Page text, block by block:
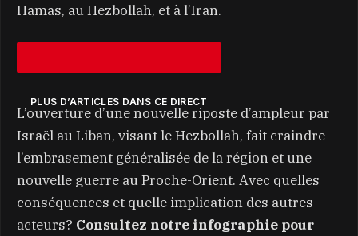
Hamas, au Hezbollah, et à l’Iran.
PLUS D’ARTICLES DANS CE DIRECT
L’ouverture d’une nouvelle riposte d’ampleur par
Israël au Liban, visant le Hezbollah, fait craindre
l’embrasement généralisée de la région et une
nouvelle guerre au Proche-Orient. Avec quelles
conséquences et quelle implication des autres
acteurs? Consultez notre infographie pour